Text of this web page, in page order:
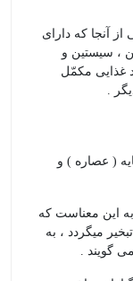
آنجا که دارای
، سیستین و
غذایی مکمّل
.
( عصاره ) و
به این معناست که
می­گردد ، به
گویند .